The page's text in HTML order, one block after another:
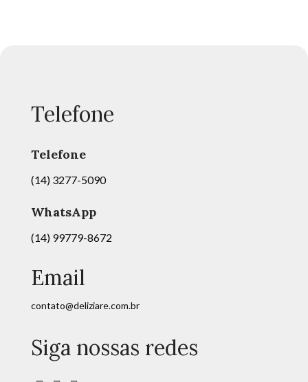
Telefone
Telefone
(14) 3277-5090
WhatsApp
(14) 99779-8672
Email
contato@deliziare.com.br
Siga nossas redes